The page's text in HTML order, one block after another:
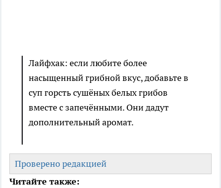
Лайфхак: если любите более
насыщенный грибной вкус, добавьте в
суп горсть сушёных белых грибов
вместе с запечёнными. Они дадут
дополнительный аромат.
Проверено редакцией
Читайте также: